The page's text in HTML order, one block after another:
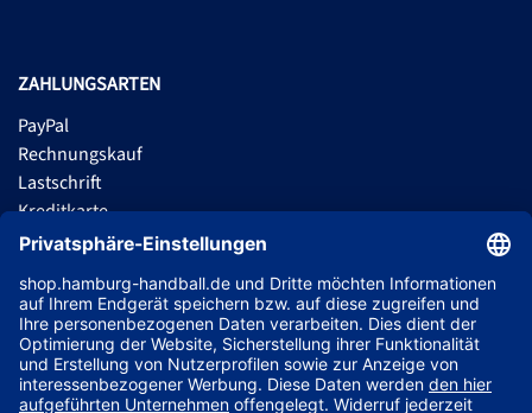
ZAHLUNGSARTEN
PayPal
Rechnungskauf
Lastschrift
Kreditkarte
Apple Pay
ABONNIERE JETZT DEN KOSTENLOSEN HSVH FANSHOP NEWSLETTER
UND VERPASSE KEINE NEUIGKEIT ODER AKTION MEHR.